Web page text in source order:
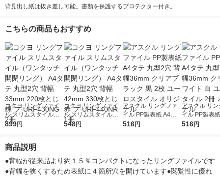
背見出し紙は抜き差し可能。書類を保護するプロテクター付き。
こちらの商品もおすすめ
コクヨ リングファイ
ル スリムスタイル
（ワンタッチ開閉リン
緑 フ-URF430NG 2冊
899円
コクヨ リングファイ
ル スリムスタイル
（ワンタッチ開閉リン
548円
アスクル リングファ
イル PP製表紙 A4タテ
丸型2穴 背幅36mm ク
516円
アスクル リ
イル PP製表
丸型2穴 背幅
516円
商品説明
●背幅が従来品より約１５％コンパクトになったリングファイルです
●背幅を狭くするため表紙に４箇所穴を開けています●閲覧性に優れ